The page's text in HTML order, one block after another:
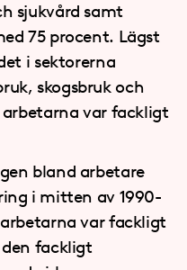
sjukvård samt
75 procent. Lägst
i sektorerna
skogsbruk och
var fackligt
bland arbetare
i mitten av 1990-
var fackligt
fackligt